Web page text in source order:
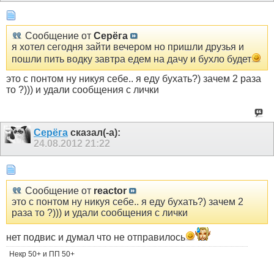
Сообщение от Серёга
я хотел сегодня зайти вечером но пришли друзья и
пошли пить водку завтра едем на дачу и бухло будет
это с понтом ну никуя себе.. я еду бухать?) зачем 2 раза
то ?))) и удали сообщения с лички
Серёга сказал(-а):
24.08.2012 21:22
Сообщение от reactor
это с понтом ну никуя себе.. я еду бухать?) зачем 2
раза то ?))) и удали сообщения с лички
нет подвис и думал что не отправилось
Некр 50+ и ПП 50+